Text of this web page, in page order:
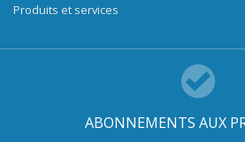
Produits et services
ABONNEMENTS AUX